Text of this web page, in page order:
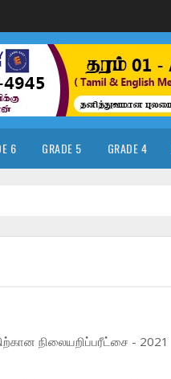
6 GRADE 5 GRADE 4
நிலையறிப்பரீட்சை - 2021